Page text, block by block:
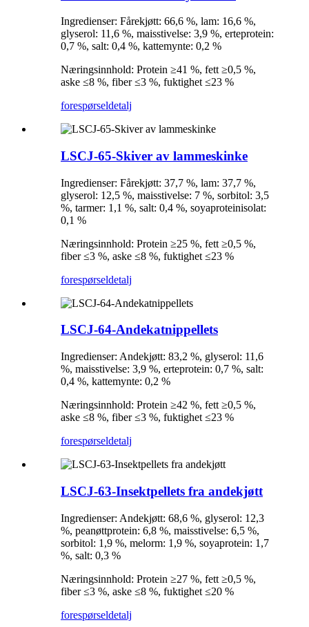
Ingredienser: Fårekjøtt: 66,6 %, lam: 16,6 %,
glyserol: 11,6 %, maisstivelse: 3,9 %, erteprotein:
0,7 %, salt: 0,4 %, kattemynte: 0,2 %
Næringsinnhold: Protein ≥41 %, fett ≥0,5 %,
aske ≤8 %, fiber ≤3 %, fuktighet ≤23 %
forespørseldetalj
LSCJ-65-Skiver av lammeskinke
Ingredienser: Fårekjøtt: 37,7 %, lam: 37,7 %,
glyserol: 12,5 %, maisstivelse: 7 %, sorbitol: 3,5
%, tarmer: 1,1 %, salt: 0,4 %, soyaproteinisolat:
0,1 %
Næringsinnhold: Protein ≥25 %, fett ≥0,5 %,
fiber ≤3 %, aske ≤8 %, fuktighet ≤23 %
forespørseldetalj
LSCJ-64-Andekatnippellets
Ingredienser: Andekjøtt: 83,2 %, glyserol: 11,6
%, maisstivelse: 3,9 %, erteprotein: 0,7 %, salt:
0,4 %, kattemynte: 0,2 %
Næringsinnhold: Protein ≥42 %, fett ≥0,5 %,
aske ≤8 %, fiber ≤3 %, fuktighet ≤23 %
forespørseldetalj
LSCJ-63-Insektpellets fra andekjøtt
Ingredienser: Andekjøtt: 68,6 %, glyserol: 12,3
%, peanøttprotein: 6,8 %, maisstivelse: 6,5 %,
sorbitol: 1,9 %, melorm: 1,9 %, soyaprotein: 1,7
%, salt: 0,3 %
Næringsinnhold: Protein ≥27 %, fett ≥0,5 %,
fiber ≤3 %, aske ≤8 %, fuktighet ≤20 %
forespørseldetalj